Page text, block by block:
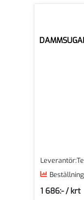
1 686:- / krt
SEK per KRT